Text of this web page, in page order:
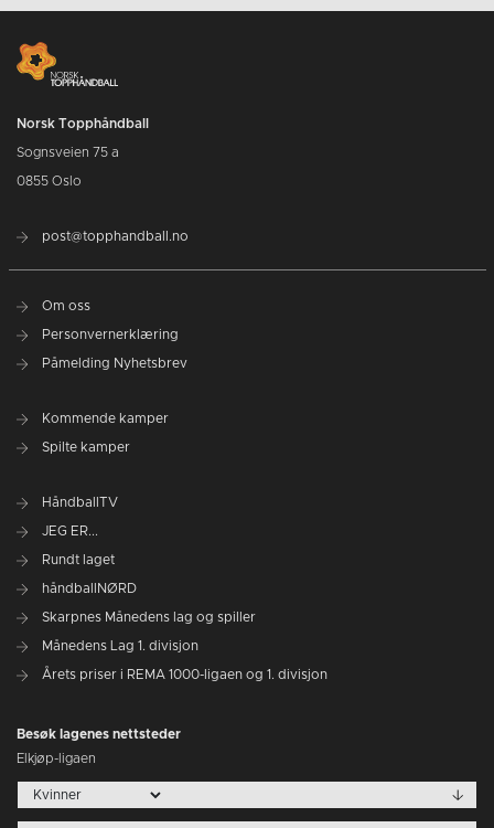
Norsk Topphåndball
Sognsveien 75 a
0855 Oslo
post@topphandball.no
Om oss
Personvernerklæring
Påmelding Nyhetsbrev
Kommende kamper
Spilte kamper
HåndballTV
JEG ER...
Rundt laget
håndballNØRD
Skarpnes Månedens lag og spiller
Månedens Lag 1. divisjon
Årets priser i REMA 1000-ligaen og 1. divisjon
Besøk lagenes nettsteder
Elkjøp-ligaen